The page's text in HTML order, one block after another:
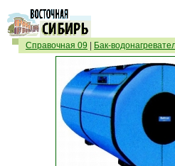
Справочная 09 Бак-